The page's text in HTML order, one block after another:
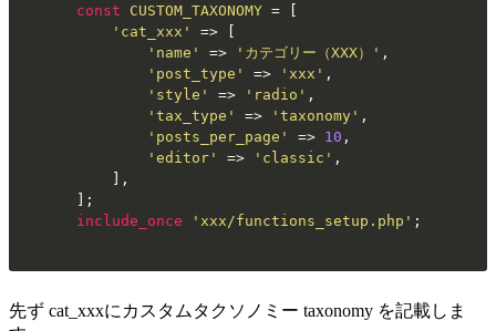
const CUSTOM_TAXONOMY = [
'cat_xxx'
=> [
'name'
=> 'カテゴリー（XXX）' ,
'post_type'
=> 'xxx' ,
'style'
=> 'radio' ,
'tax_type'
=> 'taxonomy' ,
'posts_per_page'
=> 10 ,
'editor'
=> 'classic' ,
include_once
'xxx/functions_setup.php' ;
先ず cat_xxxにカスタムタクソノミー taxonomy を記載しま